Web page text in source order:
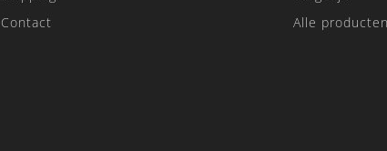
Contact
Alle producten